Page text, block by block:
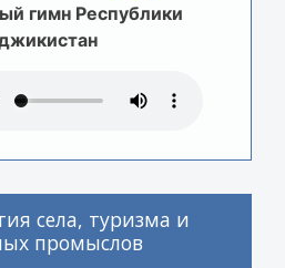
гимн Республики
села, туризма и
промыслов